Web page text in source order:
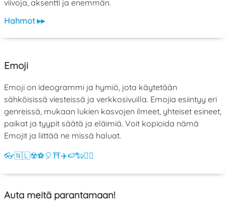
viivoja, aksentti ja enemmän.
Hahmot ▸▸
Emoji
Emoji on ideogrammi ja hymiö, jota käytetään
sähköisissä viesteissä ja verkkosivuilla. Emojia esiintyy eri
genreissä, mukaan lukien kasvojen ilmeet, yhteiset esineet,
paikat ja tyypit säätä ja eläimiä. Voit kopioida nämä
Emojit ja liittää ne missä haluat.
👓🇳🇱☢️⚽ 🎈⛩️✈️🍉🐑💁‍♀️
Auta meitä parantamaan!